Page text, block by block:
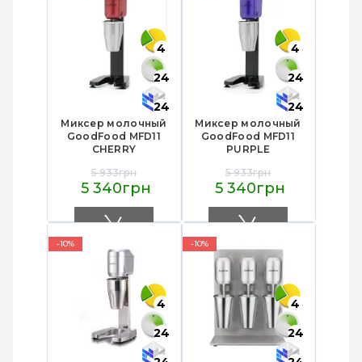
4
24
24
Миксер молочный
GoodFood MFD11
CHERRY
5 933грн
5 340грн
4
24
24
Миксер молочный
GoodFood MFD11
PURPLE
5 933грн
5 340грн
-10%
4
24
-10%
4
24